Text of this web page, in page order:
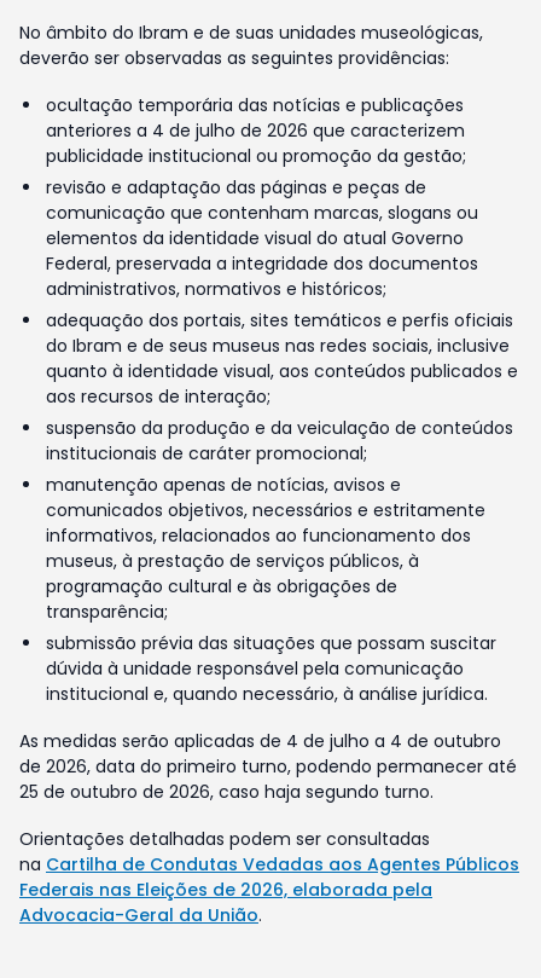
No âmbito do Ibram e de suas unidades museológicas,
deverão ser observadas as seguintes providências:
ocultação temporária das notícias e publicações
anteriores a 4 de julho de 2026 que caracterizem
publicidade institucional ou promoção da gestão;
revisão e adaptação das páginas e peças de
comunicação que contenham marcas, slogans ou
elementos da identidade visual do atual Governo
Federal, preservada a integridade dos documentos
administrativos, normativos e históricos;
adequação dos portais, sites temáticos e perfis oficiais
do Ibram e de seus museus nas redes sociais, inclusive
quanto à identidade visual, aos conteúdos publicados e
aos recursos de interação;
suspensão da produção e da veiculação de conteúdos
institucionais de caráter promocional;
manutenção apenas de notícias, avisos e
comunicados objetivos, necessários e estritamente
informativos, relacionados ao funcionamento dos
museus, à prestação de serviços públicos, à
programação cultural e às obrigações de
transparência;
submissão prévia das situações que possam suscitar
dúvida à unidade responsável pela comunicação
institucional e, quando necessário, à análise jurídica.
As medidas serão aplicadas de 4 de julho a 4 de outubro
de 2026, data do primeiro turno, podendo permanecer até
25 de outubro de 2026, caso haja segundo turno.
Orientações detalhadas podem ser consultadas
na Cartilha de Condutas Vedadas aos Agentes Públicos
Federais nas Eleições de 2026, elaborada pela
Advocacia-Geral da União.